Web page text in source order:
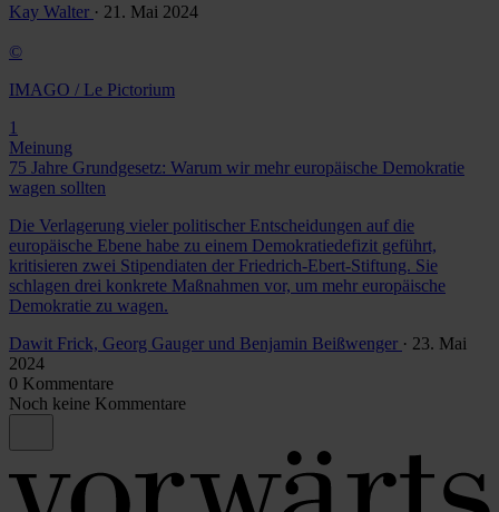
Kay Walter · 21. Mai 2024
©
IMAGO / Le Pictorium
1
Meinung
75 Jahre Grundgesetz: Warum wir mehr europäische Demokratie
wagen sollten
Die Verlagerung vieler politischer Entscheidungen auf die
europäische Ebene habe zu einem Demokratiedefizit geführt,
kritisieren zwei Stipendiaten der Friedrich-Ebert-Stiftung. Sie
schlagen drei konkrete Maßnahmen vor, um mehr europäische
Demokratie zu wagen.
Dawit Frick, Georg Gauger und Benjamin Beißwenger · 23. Mai
2024
0 Kommentare
Noch keine Kommentare